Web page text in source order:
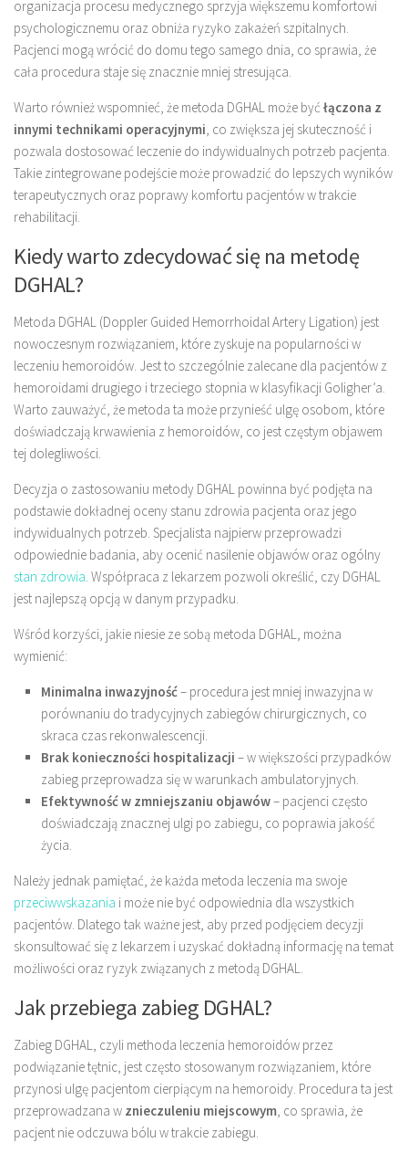
organizacja procesu medycznego sprzyja większemu komfortowi
psychologicznemu oraz obniża ryzyko zakażeń szpitalnych.
Pacjenci mogą wrócić do domu tego samego dnia, co sprawia, że
cała procedura staje się znacznie mniej stresująca.
Warto również wspomnieć, że metoda DGHAL może być łączona z
innymi technikami operacyjnymi, co zwiększa jej skuteczność i
pozwala dostosować leczenie do indywidualnych potrzeb pacjenta.
Takie zintegrowane podejście może prowadzić do lepszych wyników
terapeutycznych oraz poprawy komfortu pacjentów w trakcie
rehabilitacji.
Kiedy warto zdecydować się na metodę
DGHAL?
Metoda DGHAL (Doppler Guided Hemorrhoidal Artery Ligation) jest
nowoczesnym rozwiązaniem, które zyskuje na popularności w
leczeniu hemoroidów. Jest to szczególnie zalecane dla pacjentów z
hemoroidami drugiego i trzeciego stopnia w klasyfikacji Goligher’a.
Warto zauważyć, że metoda ta może przynieść ulgę osobom, które
doświadczają krwawienia z hemoroidów, co jest częstym objawem
tej dolegliwości.
Decyzja o zastosowaniu metody DGHAL powinna być podjęta na
podstawie dokładnej oceny stanu zdrowia pacjenta oraz jego
indywidualnych potrzeb. Specjalista najpierw przeprowadzi
odpowiednie badania, aby ocenić nasilenie objawów oraz ogólny
stan zdrowia. Współpraca z lekarzem pozwoli określić, czy DGHAL
jest najlepszą opcją w danym przypadku.
Wśród korzyści, jakie niesie ze sobą metoda DGHAL, można
wymienić:
Minimalna inwazyjność– procedura jest mniej inwazyjna w
porównaniu do tradycyjnych zabiegów chirurgicznych, co
skraca czas rekonwalescencji.
Brak konieczności hospitalizacji – w większości przypadków
zabieg przeprowadza się w warunkach ambulatoryjnych.
Efektywność w zmniejszaniu objawów– pacjenci często
doświadczają znacznej ulgi po zabiegu, co poprawia jakość
życia.
Należy jednak pamiętać, że każda metoda leczenia ma swoje
przeciwwskazania i może nie być odpowiednia dla wszystkich
pacjentów. Dlatego tak ważne jest, aby przed podjęciem decyzji
skonsultować się z lekarzem i uzyskać dokładną informację na temat
możliwości oraz ryzyk związanych z metodą DGHAL.
Jak przebiega zabieg DGHAL?
Zabieg DGHAL, czyli methoda leczenia hemoroidów przez
podwiązanie tętnic, jest często stosowanym rozwiązaniem, które
przynosi ulgę pacjentom cierpiącym na hemoroidy. Procedura ta jest
przeprowadzana w znieczuleniu miejscowym, co sprawia, że
pacjent nie odczuwa bólu w trakcie zabiegu.